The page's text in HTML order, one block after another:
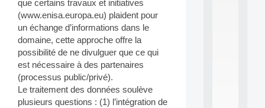
que certains travaux et initiatives
(www.enisa.europa.eu) plaident pour
un échange d’informations dans le
domaine, cette approche offre la
possibilité de ne divulguer que ce qui
est nécessaire à des partenaires
(processus public/privé).
Le traitement des données soulève
plusieurs questions : (1) l’intégration de